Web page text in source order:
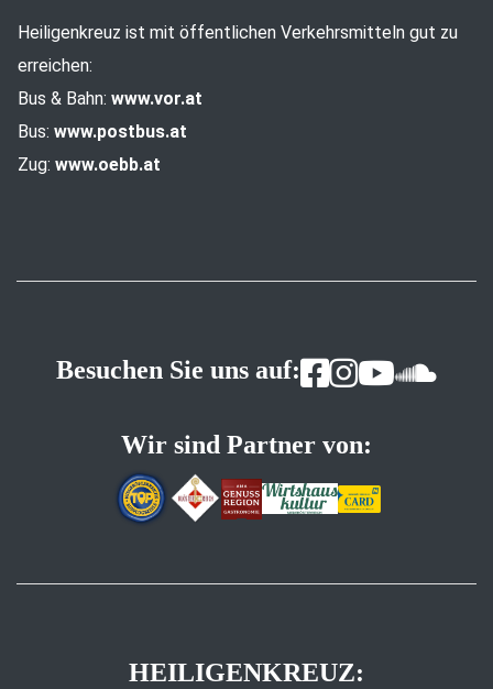
Heiligenkreuz ist mit öffentlichen Verkehrsmitteln gut zu
erreichen:
Bus & Bahn: www.vor.at
Bus: www.postbus.at
Zug: www.oebb.at
Besuchen Sie uns auf:
Wir sind Partner von:
HEILIGENKREUZ: